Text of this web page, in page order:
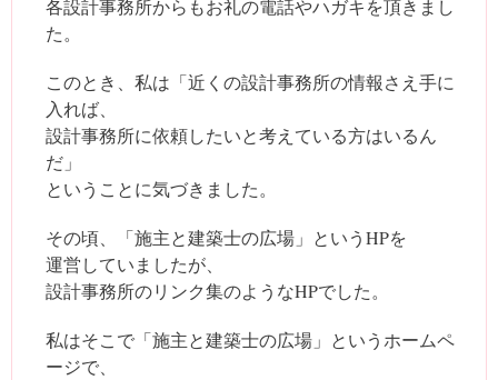
各設計事務所からもお礼の電話やハガキを頂きまし
た。
このとき、私は「近くの設計事務所の情報さえ手に
入れば、
設計事務所に依頼したいと考えている方はいるん
だ」
ということに気づきました。
その頃、「施主と建築士の広場」というHPを
運営していましたが、
設計事務所のリンク集のようなHPでした。
私はそこで「施主と建築士の広場」というホームペ
ージで、